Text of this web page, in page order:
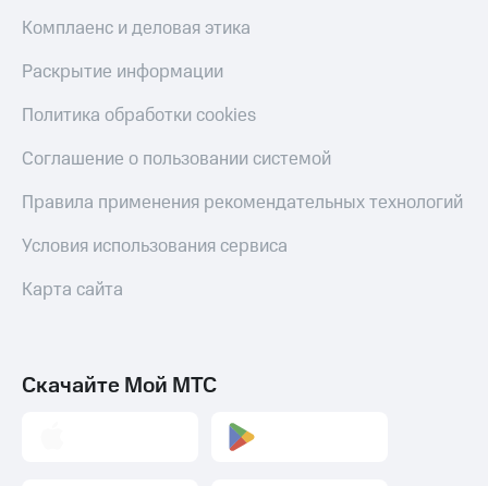
Комплаенс и деловая этика
Раскрытие информации
Политика обработки cookies
Соглашение о пользовании системой
Правила применения рекомендательных технологий
Условия использования сервиса
Карта сайта
Скачайте Мой МТС